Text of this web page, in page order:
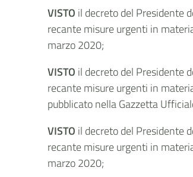
VISTO il decreto del Presidente
recante misure urgenti in
marzo 2020;
VISTO il decreto del Presidente
recante misure urgenti in
pubblicato nella Gazzetta
VISTO il decreto del Presidente
recante misure urgenti in
marzo 2020;